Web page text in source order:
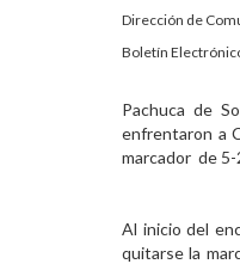
Acreditación Internacional
Dirección de
Boletín
Pachuca de
enfrentaron a
marcador de 5-
Al inicio del
quitarse la